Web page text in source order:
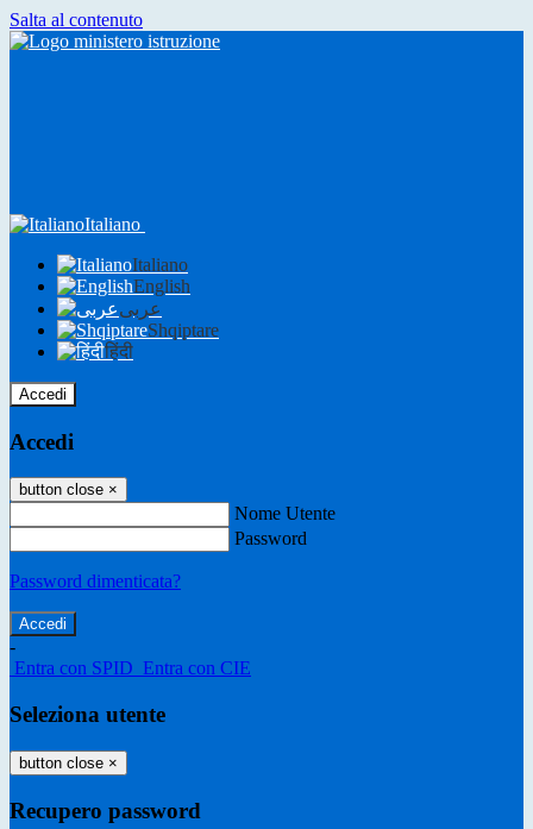
Salta al contenuto
Italiano
Italiano
English
عربى
Shqiptare
हिंदी
Accedi
Accedi
button close ×
Nome Utente
Password
Password dimenticata?
-
Entra con SPID Entra con CIE
Seleziona utente
button close ×
Recupero password